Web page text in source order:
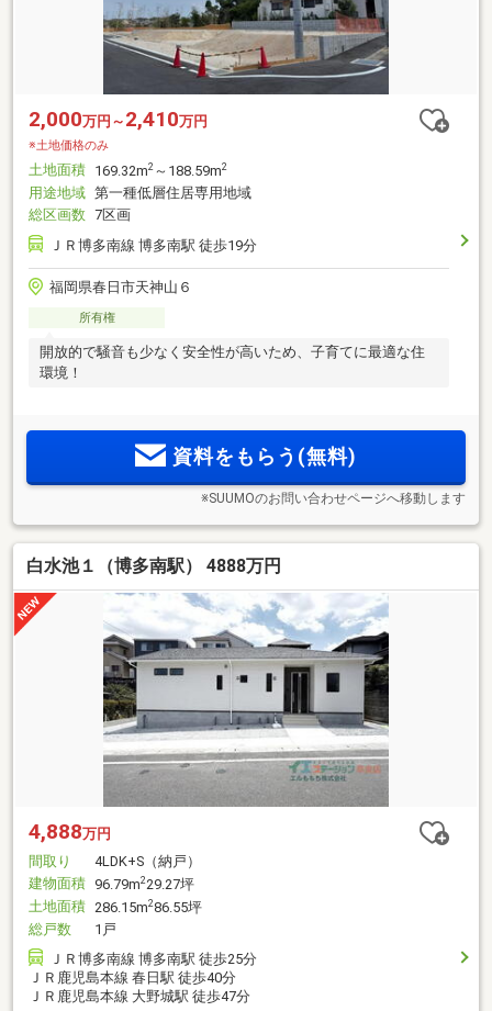
2,000万円～ 2,410万円
※土地価格のみ
土地面積 169.32m2 ～188.59m2
用途地域 第一種低層住居専用地域
総区画数 7区画
ＪＲ博多南線 博多南駅 徒歩19分
福岡県春日市天神山６
所有権
開放的で騒音も少なく安全性が高いため、子育てに最適な住
環境！
資料をもらう(無料)
※SUUMOのお問い合わせページへ移動します
白水池１（博多南駅） 4888万円
4,888万円
間取り
4LDK+S（納戸）
建物面積 96.79m2 29.27坪
土地面積 286.15m286.55坪
総戸数
1戸
ＪＲ博多南線 博多南駅 徒歩25分
ＪＲ鹿児島本線 春日駅 徒歩40分
ＪＲ鹿児島本線 大野城駅 徒歩47分